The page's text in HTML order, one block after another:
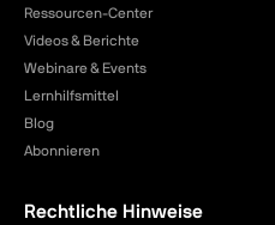
Ressourcen-Center
Videos & Berichte
Webinare & Events
Lernhilfsmittel
Blog
Abonnieren
Rechtliche Hinweise